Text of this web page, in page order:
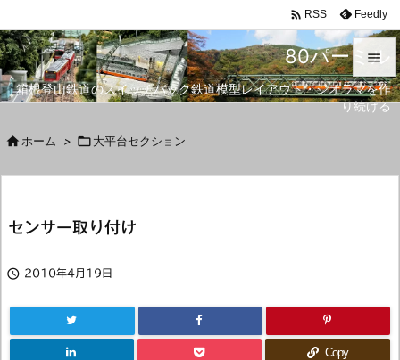
80パーミル
箱根登山鉄道のスイッチバック鉄道模型レイアウト・ジオラマを作
り続ける


メニュ
 RSS Feedly
 ホーム > 大平台セクション
センサー取り付け
 2010年4月19日
Copy